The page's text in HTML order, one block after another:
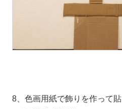
8、色画用紙で飾りを作って